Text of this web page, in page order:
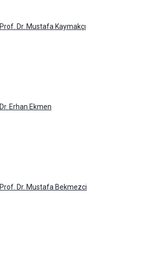
Prof. Dr. Mustafa Kaymakçı
Dr. Erhan Ekmen
Prof. Dr. Mustafa Bekmezci